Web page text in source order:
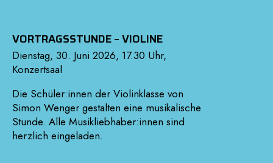
VORTRAGSSTUNDE – VIOLINE
Dienstag, 30. Juni 2026, 17.30 Uhr,
Konzertsaal
Die Schüler:innen der Violinklasse von
Simon Wenger gestalten eine musikalische
Stunde. Alle Musikliebhaber:innen sind
herzlich eingeladen.